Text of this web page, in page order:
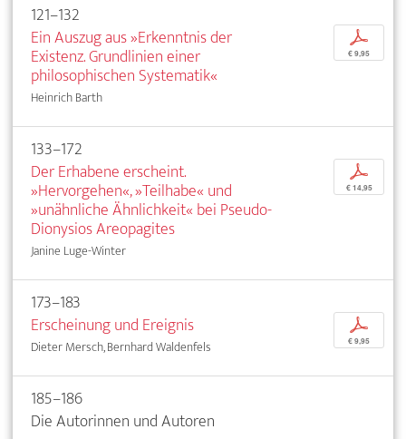
121–132
Ein Auszug aus »Erkenntnis der
Existenz. Grundlinien einer
philosophischen Systematik«
Heinrich Barth
p
€ 9,95
133–172
Der Erhabene erscheint.
»Hervorgehen«, »Teilhabe« und
»unähnliche Ähnlichkeit« bei Pseudo-
Dionysios Areopagites
Janine Luge-Winter
p
€ 14,95
173–183
Erscheinung und Ereignis
Dieter Mersch, Bernhard Waldenfels
p
€ 9,95
185–186
Die Autorinnen und Autoren